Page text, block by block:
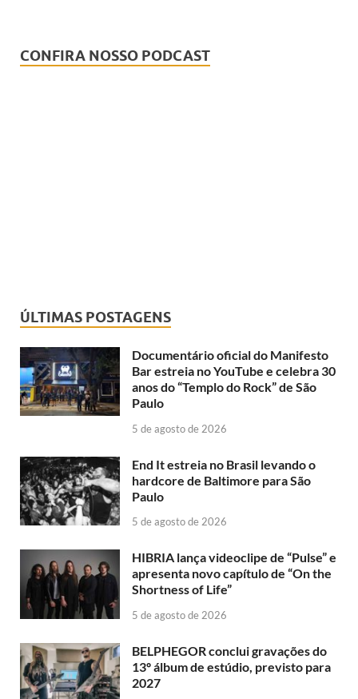
CONFIRA NOSSO PODCAST
ÚLTIMAS POSTAGENS
Documentário oficial do Manifesto
Bar estreia no YouTube e celebra 30
anos do “Templo do Rock” de São
Paulo
5 de agosto de 2026
End It estreia no Brasil levando o
hardcore de Baltimore para São
Paulo
5 de agosto de 2026
HIBRIA lança videoclipe de “Pulse” e
apresenta novo capítulo de “On the
Shortness of Life”
5 de agosto de 2026
BELPHEGOR conclui gravações do
13º álbum de estúdio, previsto para
2027